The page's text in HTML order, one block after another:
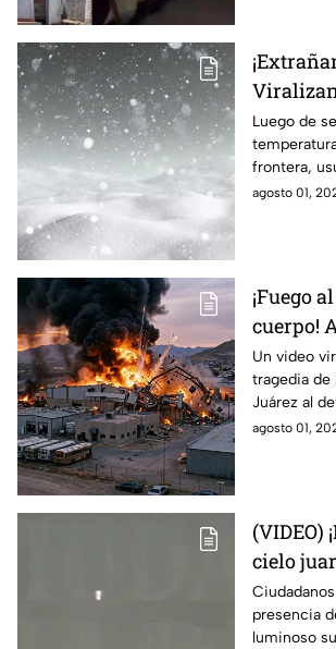
Cerro
nieve
de 40
Luego de
frontera,
sociales
agosto 01,
¡Fuego
cuerpo!
muerto
víctimas
Un video
tragedia de
Juárez al
agosto 01,
(VIDEO)
cielo
luz de
que
presencia
luminoso